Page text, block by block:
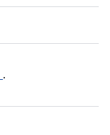
.